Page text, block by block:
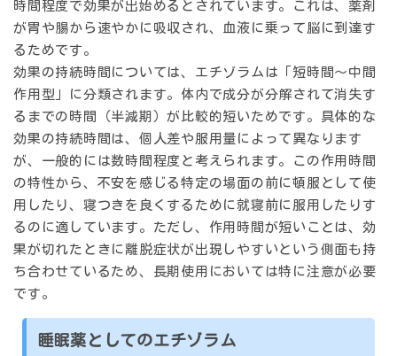
時間程度で効果が出始めるとされています。これは、薬剤
が胃や腸から速やかに吸収され、血液に乗って脳に到達す
るためです。
効果の持続時間については、エチゾラムは「短時間～中間
作用型」に分類されます。体内で成分が分解されて消失す
るまでの時間（半減期）が比較的短いためです。具体的な
効果の持続時間は、個人差や服用量によって異なります
が、一般的には数時間程度と考えられます。この作用時間
の特性から、不安を感じる特定の場面の前に頓服として使
用したり、寝つきを良くするために就寝前に服用したりす
るのに適しています。ただし、作用時間が短いことは、効
果が切れたときに離脱症状が出現しやすいという側面も持
ち合わせているため、長期使用においては特に注意が必要
です。
睡眠薬としてのエチゾラム